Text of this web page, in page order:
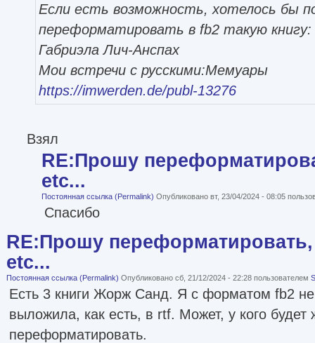
Если есть возможность, хотелось бы
переформатировать в fb2 такую книгу:
Габриэла Лич-Анспах
Мои встречи с русскими:Мемуары
https://imwerden.de/publ-13276
Взял
RE:Прошу
etc...
Постоянная ссылка (Permalink) Опубликовано вт, 23/04/2024 - 08:05
Спасибо
RE:Прошу переформатировать,
etc...
Постоянная ссылка (Permalink) Опубликовано сб, 21/12/2024 - 22:28 пользователем
Есть 3 книги Жорж Санд. Я с форматом fb2
выложила, как есть, в rtf. Может, у кого будет
переформатировать.